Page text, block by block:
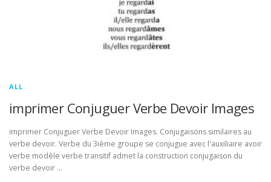
ALL
imprimer Conjuguer Verbe Devoir Images
imprimer Conjuguer Verbe Devoir Images. Conjugaisons similaires au
verbe devoir. Verbe du 3ième groupe se conjugue avec l'auxiliaire avoir
verbe modèle verbe transitif admet la construction conjugaison du
verbe devoir …